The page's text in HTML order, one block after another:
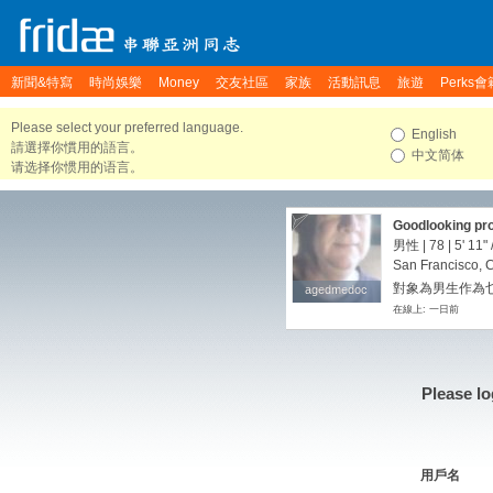
新聞&特寫 時尚娛樂 Money 交友社區 家族 活動訊息 旅遊 Perks會
Please select your preferred language.
請選擇你慣用的語言。
请选择你惯用的语言。
English
中文简体
agedmedoc
agedmedoc
Goodlooking
Asian a plus
男性 | 78 | 5' 11"
San Francisco,
對象為男生作為
在線上: 一日前
Please
用戶名